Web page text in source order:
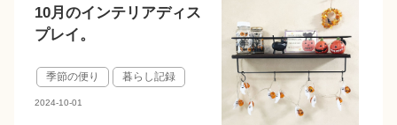
10月のインテリアディス
プレイ。
季節の便り 暮らし記録
2024-10-01